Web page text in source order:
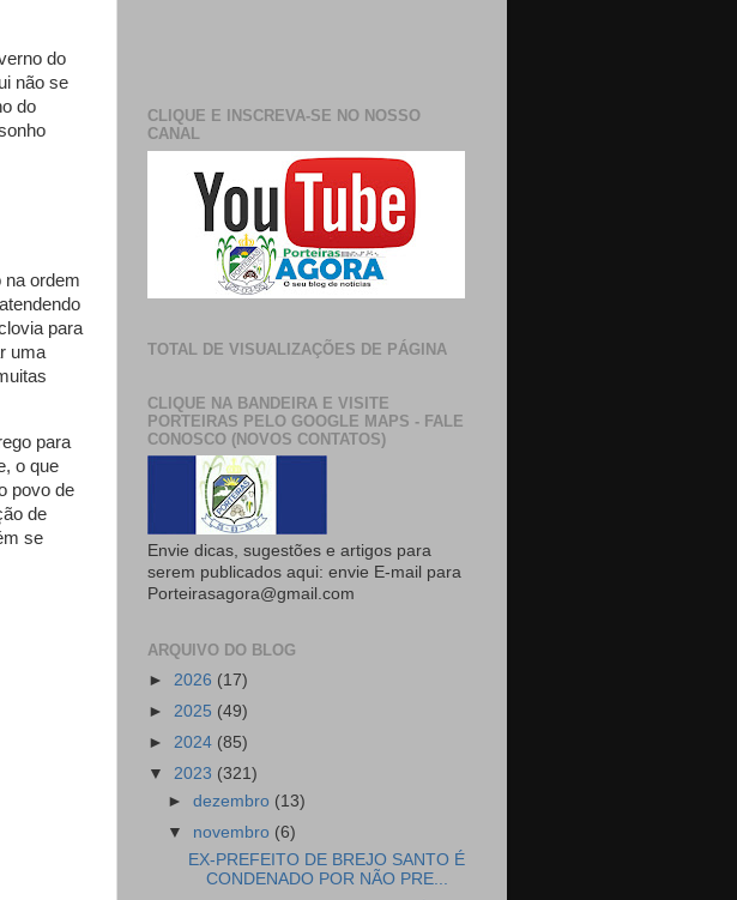
do
não se
do
na ordem
para
uma
para
o que
povo de
de
se
CLIQUE E INSCREVA-SE NO NOSSO
CANAL
TOTAL DE VISUALIZAÇÕES DE PÁGINA
CLIQUE NA BANDEIRA E VISITE
PORTEIRAS PELO GOOGLE MAPS - FALE
CONOSCO (NOVOS CONTATOS)
Envie dicas, sugestões e artigos para
serem publicados aqui: envie E-mail para
Porteirasagora@gmail.com
ARQUIVO DO BLOG
► 2026 (17)
► 2025 (49)
► 2024 (85)
▼ 2023 (321)
►dezembro (13)
▼ novembro (6)
EX-PREFEITO DE BREJO SANTO É
CONDENADO POR NÃO PRE...